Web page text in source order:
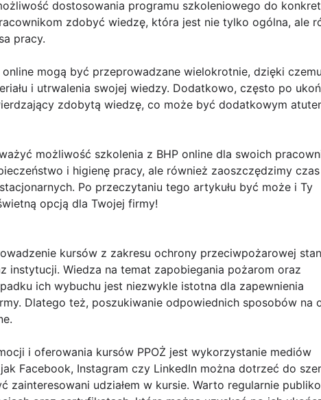
dostosowania programu szkoleniowego do
zdobyć wiedzę, która jest nie tylko ogólna, ale
pracy.
mogą być przeprowadzane wielokrotnie, dzięki czemu
i utrwalenia swojej wiedzy. Dodatkowo, często po
zdobytą wiedzę, co może być dodatkowym
możliwość szkolenia z BHP online dla swoich
i higienę pracy, ale również zaoszczędzimy
Po przeczytaniu tego artykułu być może i Ty
opcją dla Twojej firmy!
kursów z zakresu ochrony przeciwpożarowej
instytucji. Wiedza na temat zapobiegania pożarom oraz
ich wybuchu jest niezwykle istotna dla zapewnienia
Dlatego też, poszukiwanie odpowiednich sposobów na
i oferowania kursów PPOŻ jest wykorzystanie mediów
Facebook, Instagram czy LinkedIn można dotrzeć do
udziałem w kursie. Warto regularnie